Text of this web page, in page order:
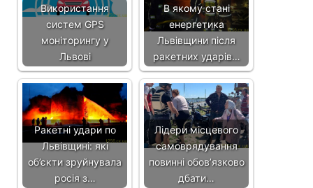
Використання
систем GPS
моніторингу у
Львові
В якому стані
енергетика
Львівщини після
ракетних ударів…
Ракетні удари по
Львівщині: які
об’єкти зруйнувала
росія з…
Лідери місцевого
самоврядування
повинні обов’язково
дбати…